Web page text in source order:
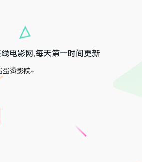
电影网,每天第一时间更新
蛋赞影院